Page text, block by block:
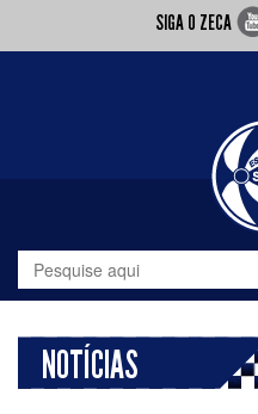
SIGA O ZECA
NOTÍCIAS